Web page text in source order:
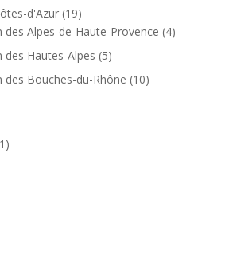
d'Azur(19)
des Alpes-de-Haute-Provence (4)
des Hautes-Alpes (5)
des Bouches-du-Rhône (10)